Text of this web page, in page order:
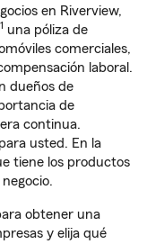
en Riverview,
1 una póliza de
comerciales,
laboral.
dueños de
de
continua.
usted. En la
tiene los productos
obtener una
y elija qué